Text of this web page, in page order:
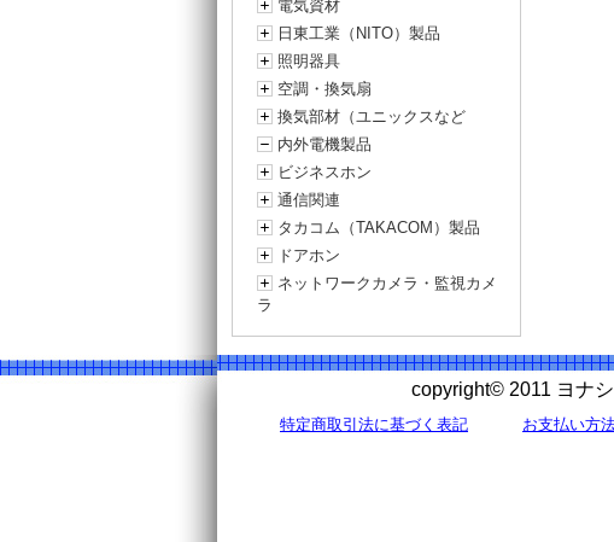
電気資材
日東工業（NITO）製品
照明器具
空調・換気扇
換気部材（ユニックスなど
内外電機製品
ビジネスホン
通信関連
タカコム（TAKACOM）製品
ドアホン
ネットワークカメラ・監視カメ
ラ
copyright© 2011 ヨナ
特定商取引法に基づく表記 お支払い方